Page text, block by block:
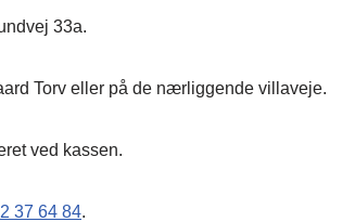
33a.
Torv eller på de nærliggende villaveje.
ved kassen.
37 64 84.